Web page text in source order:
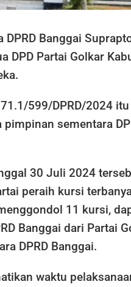
DPRD Banggai
DPD Partai Golkar
599/DPRD/2024
sementara
30 Juli 2024
peraih kursi
11 kursi,
Banggai dari Partai
DPRD Banggai.
waktu